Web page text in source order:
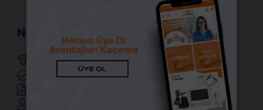
Neden Alfa Dental?
Yetkili Distribütörler
Resmi Marka Distribütörü